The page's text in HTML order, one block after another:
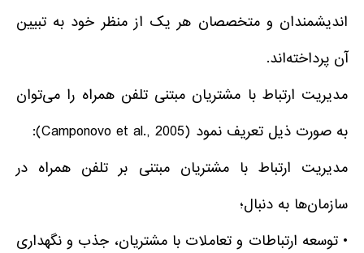
اندیشمندان و متخصصان هر یک از منظر خود به تبیین
آن پرداخته‌اند.
مدیریت ارتباط با مشتریان مبتنی تلفن همراه را می‌توان
به صورت ذیل تعریف نمود (Camponovo et al., 2005):
مدیریت ارتباط با مشتریان مبتنی بر تلفن همراه در
سازمان‌ها به دنبال؛
• توسعه ارتباطات و تعاملات با مشتریان، جذب و نگهداری